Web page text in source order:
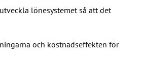
lönesystemet så att det
och kostnadseffekten för